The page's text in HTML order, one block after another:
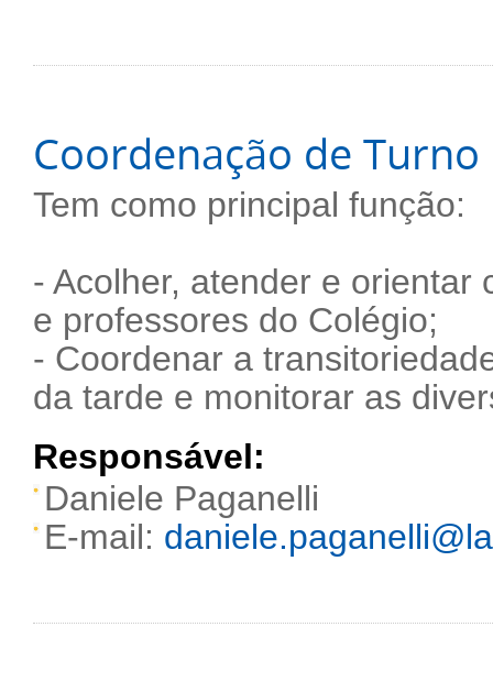
Coordenação de Turno
Tem como principal função:
- Acolher, atender e orientar
e professores do Colégio;
- Coordenar a
da tarde e monitorar as
Responsável:
Daniele Paganelli
E-mail: